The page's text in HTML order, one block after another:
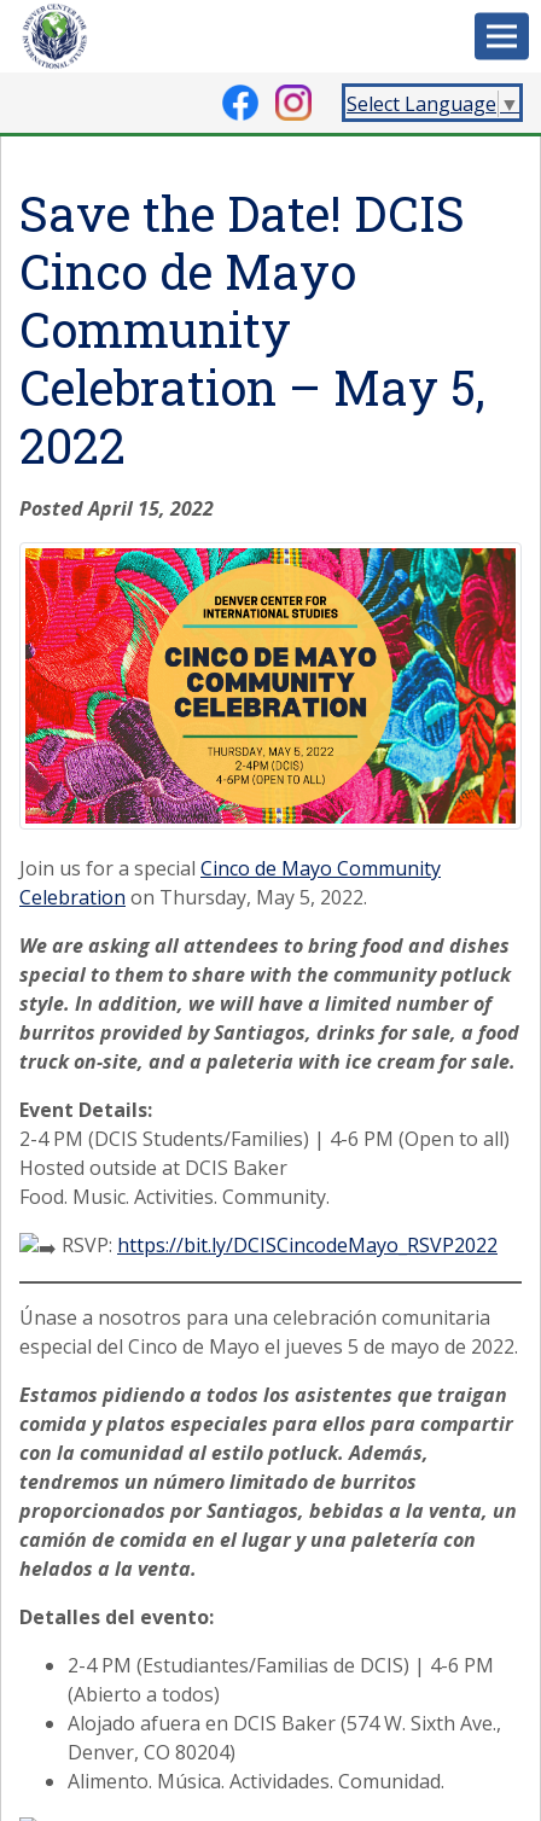
Select Language ▼
Save the Date! DCIS
Cinco de Mayo
Community
Celebration – May 5,
2022
Posted April 15, 2022
Join us for a special Cinco de Mayo Community
Celebration on Thursday, May 5, 2022.
We are asking all attendees to bring food and dishes
special to them to share with the community potluck
style. In addition, we will have a limited number of
burritos provided by Santiagos, drinks for sale, a food
truck on-site, and a paleteria with ice cream for sale.
Event Details:
2-4 PM (DCIS Students/Families) | 4-6 PM (Open to all)
Hosted outside at DCIS Baker
Food. Music. Activities. Community.
RSVP: https://bit.ly/DCISCincodeMayo_RSVP2022
Únase a nosotros para una celebración comunitaria
especial del Cinco de Mayo el jueves 5 de mayo de 2022.
Estamos pidiendo a todos los asistentes que traigan
comida y platos especiales para ellos para compartir
con la comunidad al estilo potluck. Además,
tendremos un número limitado de burritos
proporcionados por Santiagos, bebidas a la venta, un
camión de comida en el lugar y una paletería con
helados a la venta.
Detalles del evento:
2-4 PM (Estudiantes/Familias de DCIS) | 4-6 PM
(Abierto a todos)
Alojado afuera en DCIS Baker (574 W. Sixth Ave.,
Denver, CO 80204)
Alimento. Música. Actividades. Comunidad.